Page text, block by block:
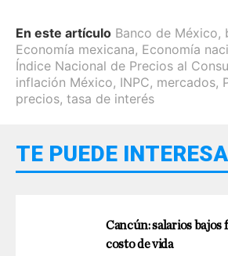
En este artículo Banco de México,
Economía mexicana, Economía
Índice Nacional de Precios al
inflación México, INPC, mercados,
precios, tasa de interés
TE PUEDE
Cancún: salarios bajos
costo de vida